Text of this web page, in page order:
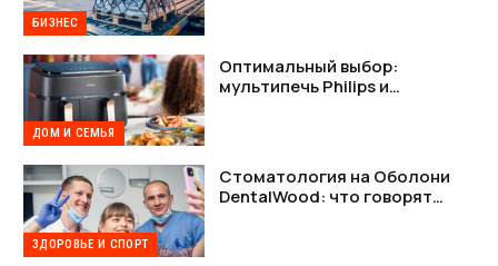
БИЗНЕС
ДОМ И СЕМЬЯ
Оптимальный выбор:
мультипечь Philips и
ЗДОРОВЬЕ И СПОРТ
Стоматология на Оболони
DentalWood: что говорят